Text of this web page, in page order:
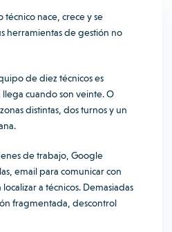
técnico nace, crece y se
herramientas de gestión no
de diez técnicos es
cuando son veinte. O
distintas, dos turnos y un
de trabajo, Google
email para comunicar con
a técnicos. Demasiadas
fragmentada, descontrol